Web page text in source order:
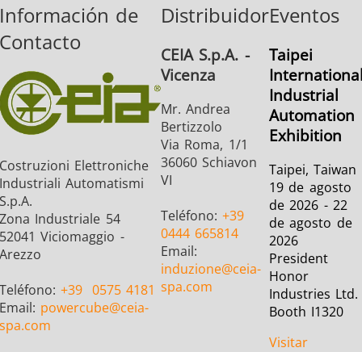
Energía verde
Herramientas
HVAC
Semiconductor Tubo y
de
Elettroniche
Automatismi
Industriale 54
Viciomaggio -
+39 0575 4181
powercube@ceia-
Distribuidor
CEIA S.p.A. -
Vicenza
Mr. Andrea
Bertizzolo
Via Roma, 1/1
36060 Schiavon
VI
Teléfono:+39
0444 665814
Email:
induzione@ceia-
spa.com
Eventos
Taipei
Industrial
Automation
Exhibition
Taipei, Taiwan
19 de agosto
de 2026 - 22
de agosto de
2026
President
Honor
Industries Ltd.
Booth I1320
Visitar